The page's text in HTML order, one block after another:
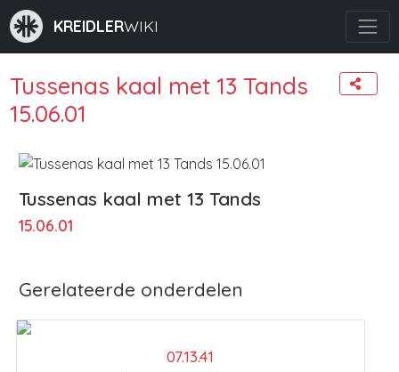
KREIDLERWIKI
Tussenas kaal met 13 Tands
15.06.01
Tussenas kaal met 13 Tands
15.06.01
Gerelateerde onderdelen
07.13.41